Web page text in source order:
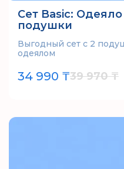
Сет Basic: Одеяло
подушки
Выгодный сет с 2
одеялом
34 990 ₸39 970 ₸